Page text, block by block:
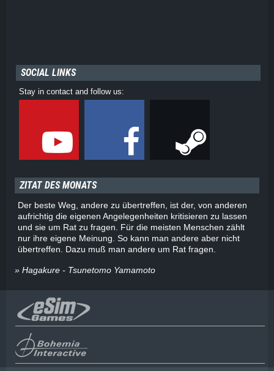
SOCIAL LINKS
Stay in contact and follow us:
ZITAT DES MONATS
Der beste Weg, andere zu übertreffen, ist der, von anderen
aufrichtig die eigenen Angelegenheiten kritisieren zu lassen
und sie um Rat zu fragen. Für die meisten Menschen zählt
nur ihre eigene Meinung. So kann man andere aber nicht
übertreffen. Dazu muß man andere um Rat fragen.
» Hagakure - Tsunetomo Yamamoto